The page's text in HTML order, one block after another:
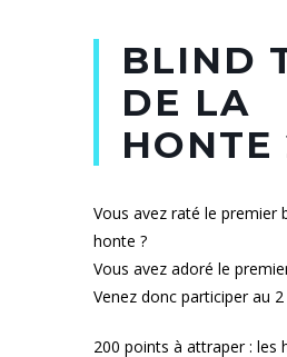
BLIND
DE LA
HONTE
Vous avez raté le premier
honte ?
Vous avez adoré le
Venez donc participer au 2
200 points à attraper : les